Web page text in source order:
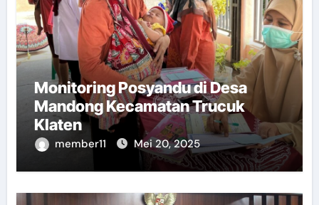
Monitoring Posyandu di Desa
Mandong Kecamatan Trucuk
Klaten
member11 Mei 20, 2025